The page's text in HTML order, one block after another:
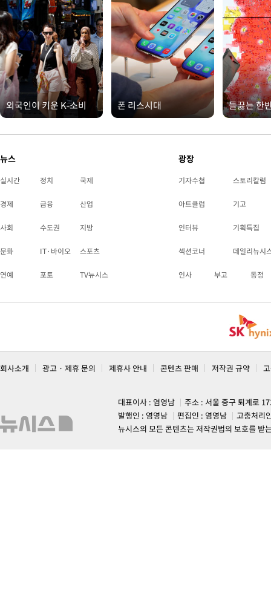
외국인이 키운 K-소비 폰 리스시대 들끓는 한
뉴스
실시간 정치 국제
경제 금융 산업
사회 수도권 지방
문화 IT·바이오 스포츠
연예 포토 TV뉴시스
광장
기자수첩 스토리칼럼
아트클럽 기고
인터뷰 기획특집
섹션코너 데일리뉴시
인사 부고 동정
회사소개 광고 · 제휴 문의 제휴사 안내 콘텐츠 판매 저작권 규약
대표이사 : 염영남
주소 : 서울 중구 퇴계로
발행인 : 염영남
편집인 : 염영남
고충처리
뉴시스의 모든 콘텐츠는 저작권법의 보호를